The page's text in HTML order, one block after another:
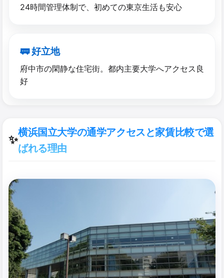
24時間管理体制で、初めての東京生活も安心
🚃 好立地
府中市の閑静な住宅街。都内主要大学へアクセス良
好
✨
横浜国立大学の通学アクセスと家賃比較で選
ばれる理由